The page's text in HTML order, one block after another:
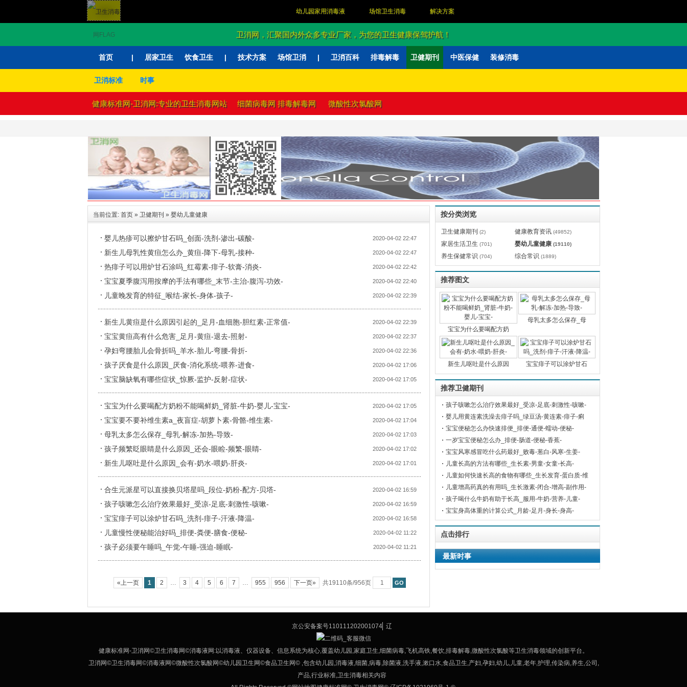
幼儿园家用消毒液 场馆卫生消毒 解决方案
卫消网，汇聚国内外众多专业厂家，为您的卫生健康保驾护航！
首页 | 居家卫生 饮食卫生 | 技术方案 场馆卫消 | 卫消百科 排毒解毒 卫健期刊 中医保健 装修消毒
卫消标准 时事
健康标准网-卫消网:专业的卫生消毒网站 细菌病毒网 排毒解毒网 微酸性次氯酸网
当前位置: 首页» 卫健期刊 » 婴幼儿童健康
2020-04-02 22:47
婴儿热疹可以擦炉甘石吗_创面-洗剂-渗出-碳酸-
2020-04-02 22:47
新生儿母乳性黄疸怎么办_黄疸-降下-母乳-接种-
2020-04-02 22:42
热痱子可以用炉甘石涂吗_红霉素-痱子-软膏-消炎-
2020-04-02 22:40
宝宝夏季腹泻用按摩的手法有哪些_末节-主治-腹泻-功效-
2020-04-02 22:39
儿童晚发育的特征_喉结-家长-身体-孩子-
2020-04-02 22:39
新生儿黄疸是什么原因引起的_足月-血细胞-胆红素-正常值-
2020-04-02 22:37
宝宝黄疸高有什么危害_足月-黄疸-退去-照射-
2020-04-02 22:36
孕妇弯腰胎儿会骨折吗_羊水-胎儿-弯腰-骨折-
2020-04-02 17:06
孩子厌食是什么原因_厌食-消化系统-喂养-进食-
2020-04-02 17:05
宝宝脑缺氧有哪些症状_惊厥-监护-反射-症状-
2020-04-02 17:05
宝宝为什么要喝配方奶粉不能喝鲜奶_肾脏-牛奶-婴儿-宝宝-
2020-04-02 17:04
宝宝要不要补维生素a_夜盲症-胡萝卜素-骨骼-维生素-
2020-04-02 17:03
母乳太多怎么保存_母乳-解冻-加热-导致-
2020-04-02 17:02
孩子频繁眨眼睛是什么原因_还会-眼睑-频繁-眼睛-
2020-04-02 17:01
新生儿呕吐是什么原因_会有-奶水-喂奶-肝炎-
2020-04-02 16:59
合生元派星可以直接换贝塔星吗_段位-奶粉-配方-贝塔-
2020-04-02 16:59
孩子咳嗽怎么治疗效果最好_受凉-足底-刺激性-咳嗽-
2020-04-02 16:58
宝宝痱子可以涂炉甘石吗_洗剂-痱子-汗液-降温-
2020-04-02 11:22
儿童慢性便秘能治好吗_排便-粪便-膳食-便秘-
2020-04-02 11:21
孩子必须要午睡吗_午觉-午睡-强迫-睡眠-
«上一页 1 2 … 3 4 5 6 7 … 955 956 下一页» 共19110条/956页
按分类浏览
卫生健康期刊 (2) 健康教育资讯 (49852)
家居生活卫生 (701) 婴幼儿童健康 (19110)
养生保健常识 (704) 综合常识 (1889)
推荐图文
宝宝为什么要喝配方奶
母乳太多怎么保存_母
新生儿呕吐是什么原因 宝宝痱子可以涂炉甘石
推荐卫健期刊
孩子咳嗽怎么治疗效果最好_受凉-足底-刺激性-咳嗽-
婴儿用黄连素洗澡去痱子吗_绿豆汤-黄连素-痱子-痢
疾-
宝宝便秘怎么办快速排便_排便-通便-蠕动-便秘-
一岁宝宝便秘怎么办_排便-肠道-便秘-香蕉-
宝宝风寒感冒吃什么药最好_败毒-葱白-风寒-生姜-
儿童长高的方法有哪些_生长素-男童-女童-长高-
儿童如何快速长高的食物有哪些_生长发育-蛋白质-维
生素-食物-
儿童增高药真的有用吗_生长激素-闭合-增高-副作用-
孩子喝什么牛奶有助于长高_服用-牛奶-营养-儿童-
宝宝身高体重的计算公式_月龄-足月-身长-身高-
点击排行
最新时事
京公安备案号110111202001074 辽
健康标准网-卫消网©卫生消毒网©消毒液网:以消毒液、仪器设备、信息系统为核心,覆盖幼儿园,家庭卫生,细菌病毒,飞机高铁,餐饮,排毒解毒,微酸性次氯酸等卫生消毒领域的创新平台。
卫消网©卫生消毒网©消毒液网©微酸性次氯酸网©幼儿园卫生网©食品卫生网© ,包含幼儿园,消毒液,细菌,病毒,除菌液,洗手液,漱口水,食品卫生,产妇,孕妇,幼儿,儿童,老年,护理,传染病,养生,公司,
产品,行业标准,卫生消毒相关内容